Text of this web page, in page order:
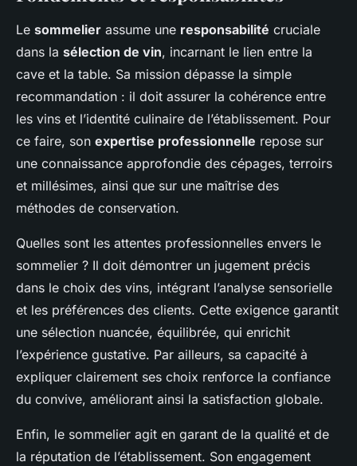
Le sommelier assume une responsabilité cruciale
dans la sélection de vin, incarnant le lien entre la
cave et la table. Sa mission dépasse la simple
recommandation : il doit assurer la cohérence entre
les vins et l’identité culinaire de l’établissement. Pour
ce faire, son expertise professionnelle repose sur
une connaissance approfondie des cépages, terroirs
et millésimes, ainsi que sur une maîtrise des
méthodes de conservation.
Quelles sont les attentes professionnelles envers le
sommelier ? Il doit démontrer un jugement précis
dans le choix des vins, intégrant l’analyse sensorielle
et les préférences des clients. Cette exigence garantit
une sélection nuancée, équilibrée, qui enrichit
l’expérience gustative. Par ailleurs, sa capacité à
expliquer clairement ses choix renforce la confiance
du convive, améliorant ainsi la satisfaction globale.
Enfin, le sommelier agit en garant de la qualité et de
la réputation de l’établissement. Son engagement